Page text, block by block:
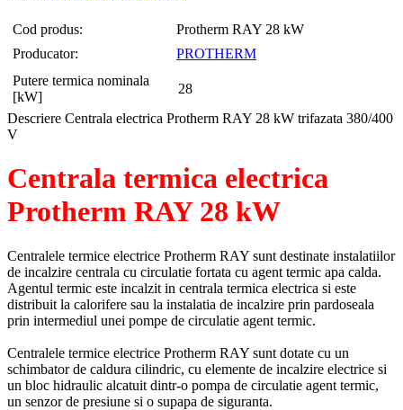
Cod produs:
Protherm RAY 28 kW
Producator:
PROTHERM
Putere termica nominala
[kW]
28
Descriere Centrala electrica Protherm RAY 28 kW trifazata 380/400
V
Centrala termica electrica
Protherm RAY 28 kW
Centralele termice electrice Protherm RAY sunt destinate instalatiilor
de incalzire centrala cu circulatie fortata cu agent termic apa calda.
Agentul termic este incalzit in centrala termica electrica si este
distribuit la calorifere sau la instalatia de incalzire prin pardoseala
prin intermediul unei pompe de circulatie agent termic.
Centralele termice electrice Protherm RAY sunt dotate cu un
schimbator de caldura cilindric, cu elemente de incalzire electrice si
un bloc hidraulic alcatuit dintr-o pompa de circulatie agent termic,
un senzor de presiune si o supapa de siguranta.